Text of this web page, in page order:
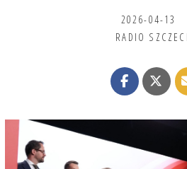
2026-04-13
RADIO